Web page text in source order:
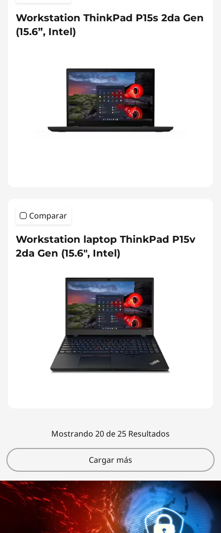
Workstation ThinkPad P15s 2da Gen
(15.6”, Intel)
Comparar
Workstation laptop ThinkPad P15v
2da Gen (15.6", Intel)
Mostrando 20 de 25 Resultados
Cargar más